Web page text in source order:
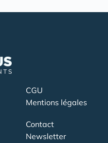
CGU
Mentions légales
Contact
Newsletter